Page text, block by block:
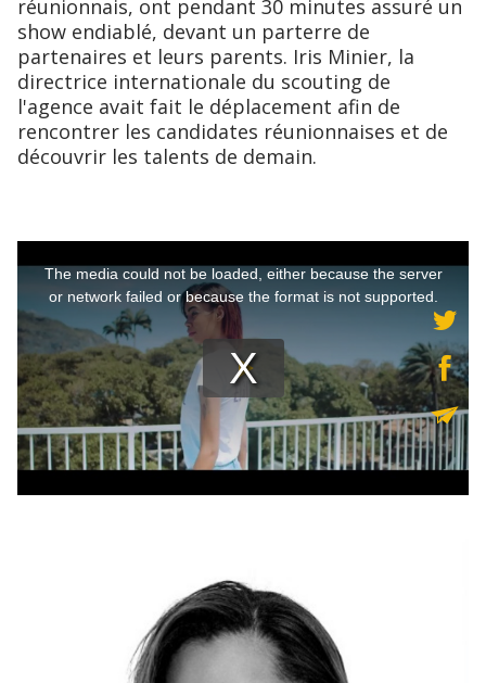
réunionnais, ont pendant 30 minutes assuré un
show endiablé, devant un parterre de
partenaires et leurs parents. Iris Minier, la
directrice internationale du scouting de
l'agence avait fait le déplacement afin de
rencontrer les candidates réunionnaises et de
découvrir les talents de demain.